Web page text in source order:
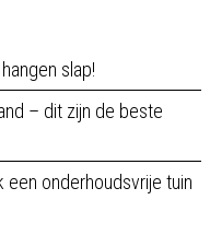
slap!
– dit zijn de beste
onderhoudsvrije tuin